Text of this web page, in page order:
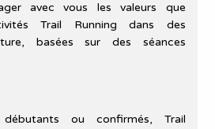
avec vous les valeurs que
Trail Running dans des
basées sur des séances
ou confirmés, Trail